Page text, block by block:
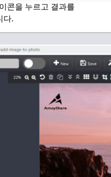
콘을 누르고 결과를
다.